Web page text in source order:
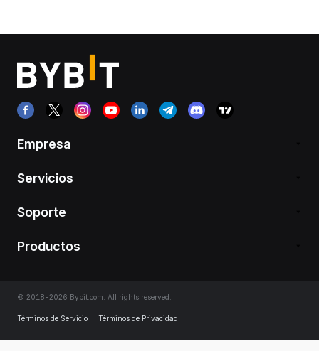
Empresa
Servicios
Soporte
Productos
© 2018-2026 Bybit.com. All rights reserved.
Términos de Servicio Términos de Privacidad